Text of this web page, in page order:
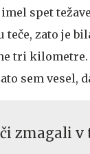
spet
zato je
tri
sem vesel,
zmagali